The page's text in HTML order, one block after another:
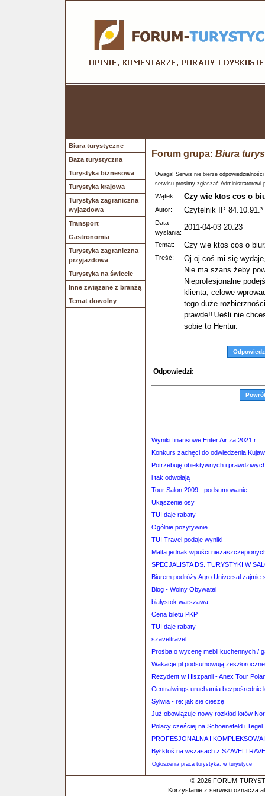
Biura turystyczne
Baza turystyczna
Turystyka biznesowa
Turystyka krajowa
Turystyka zagraniczna
wyjazdowa
Transport
Gastronomia
Turystyka zagraniczna
przyjazdowa
Turystyka na świecie
Inne związane z branżą
Temat dowolny
Forum grupa: Biura
Uwaga! Serwis nie bierze
serwisu prosimy zgłaszać Administratorowi
Wątek: Czy wie ktos cos o
Autor: Czytelnik IP 84.10.91.*
Data
wysłania:
2011-04-03 20:23
Temat: Czy wie ktos cos o
Treść:
Oj oj coś mi się
Nie ma szans żeby
Nieprofesjonalne
klienta, celowe
tego duże
prawde!!!Jeśli nie
sobie to Hentur.
Odpowiedz
Odpowiedzi:
Wyniki finansowe Enter Air za 2021 r.
Konkurs zachęci do odwiedzenia
Potrzebuję obiektywnych i
i tak odwołają
Tour Salon 2009 - podsumowanie
Ukąszenie osy
TUI daje rabaty
Ogólnie pozytywnie
TUI Travel podaje wyniki
Malta jednak wpuści
SPECJALISTA DS. TURYSTYKI W
Biurem podróży Agro Universal zajmie
Blog - Wolny Obywatel
białystok warszawa
Cena biletu PKP
TUI daje rabaty
szaveltravel
Prośba o wycenę mebli kuchennych /
Wakacje.pl podsumowują
Rezydent w Hiszpanii - Anex Tour
Centralwings uruchamia bezpośrednie
Sylwia - re: jak sie cieszę
Już obowiązuje nowy rozkład lotów
Polacy cześciej na Schoenefeld i Tegel
PROFESJONALNA I
Był ktoś na wszasach z
Ogłoszenia praca turystyka, w turystyce
© 2026 FORUM-
Korzystanie z serwisu oznacza